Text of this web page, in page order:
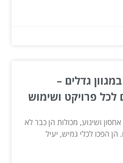
גדלים –
פרויקט ושימוש
ושינוע, מכולות הן כבר לא
הפכו לכלי גמיש, יעיל